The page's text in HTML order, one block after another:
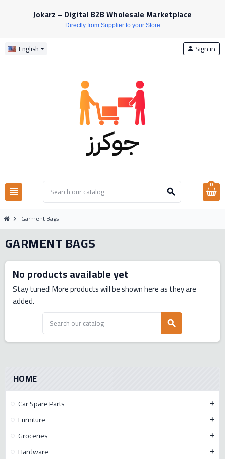
Jokarz – Digital B2B Wholesale Marketplace
Directly from Supplier to your Store
English
view_headline search
person Sign in
0
chevron_right Garment Bags
HOME
Car Spare Parts add
Furniture add
Groceries add
Hardware add
GARMENT BAGS
No products available yet
Stay tuned! More products will be shown here as they are
added.
search